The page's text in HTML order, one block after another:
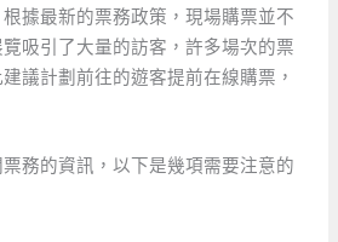
據最新的票務政策，現場購票並不
吸引了大量的訪客，許多場次的票
議計劃前往的遊客提前在線購票，
務的資訊，以下是幾項需要注意的